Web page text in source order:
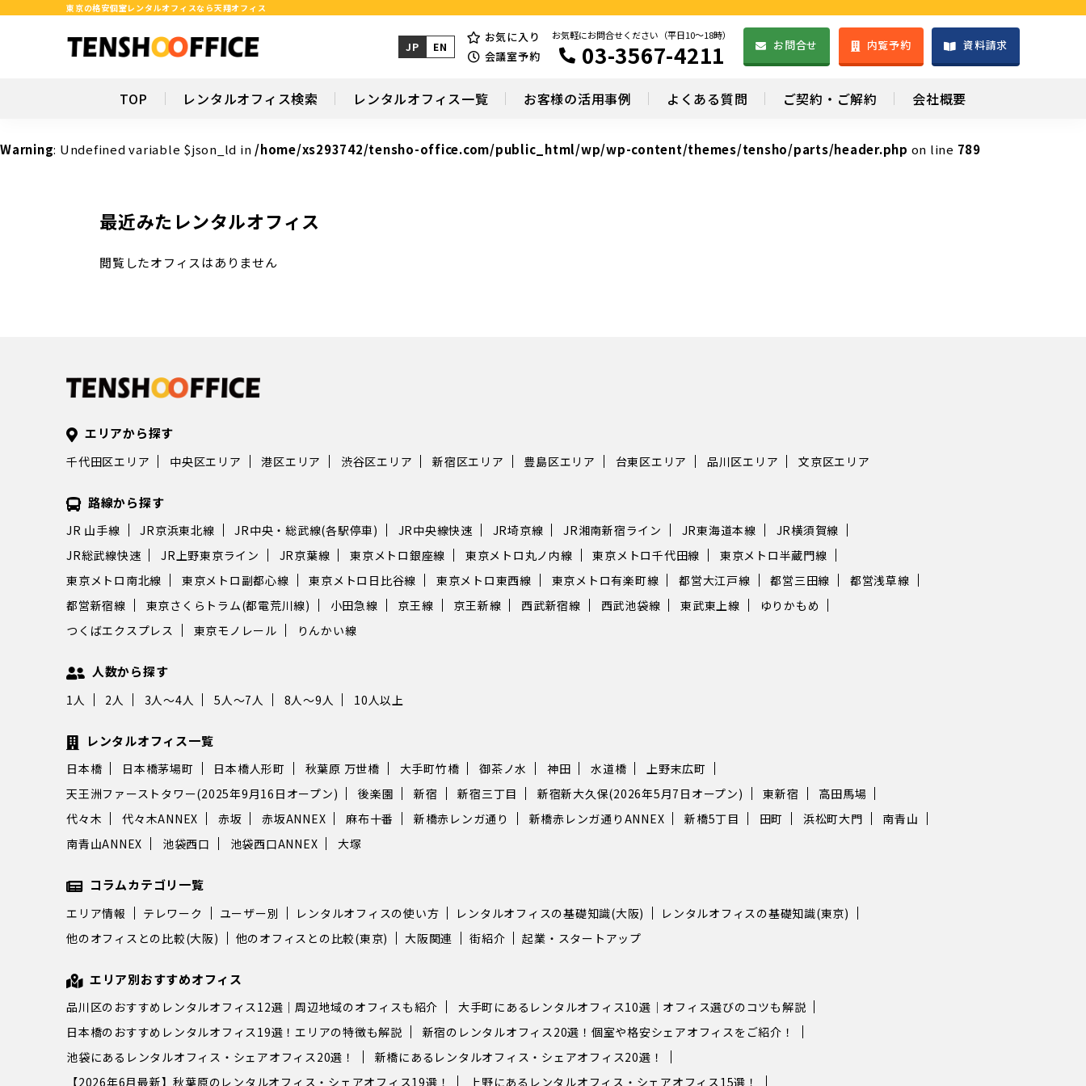
Warning: Undefined variable $json_ld in /home/xs293742/tensho-office.com/public_html/wp/wp-content/themes/tensho/parts/header.php on line 789
東京の格安個室レンタルオフィスなら天翔オフィス
JP EN
お気に入り
会議室予約
お気軽にお問合せください（平日10～18時）
03-3567-4211 お問合せ 内覧予約 資料請求
TOP レンタルオフィス検索 レンタルオフィス一覧 お客様の活用事例 よくある質問 ご契約・ご解約 会社概要
最近みたレンタルオフィス
閲覧したオフィスはありません
エリアから探す
千代田区エリア 中央区エリア 港区エリア 渋谷区エリア 新宿区エリア 豊島区エリア 台東区エリア 品川区エリア 文京区エリア
路線から探す
JR 山手線 JR京浜東北線 JR中央・総武線(各駅停車) JR中央線快速 JR埼京線 JR湘南新宿ライン JR東海道本線
JR横須賀線
JR総武線快速
JR上野東京ライン JR京葉線 東京メトロ銀座線 東京メトロ丸ノ内線 東京メトロ千代田線
東京メトロ半蔵門線
東京メトロ南北線
東京メトロ副都心線 東京メトロ日比谷線 東京メトロ東西線 東京メトロ有楽町線 都営大江戸線 都営三田線
都営浅草線
都営新宿線
東京さくらトラム(都電荒川線) 小田急線 京王線 京王新線 西武新宿線 西武池袋線 東武東上線
ゆりかもめ
つくばエクスプレス
東京モノレール りんかい線
人数から探す
1人 2人 3人～4人 5人～7人 8人～9人 10人以上
レンタルオフィス一覧
日本橋 日本橋茅場町 日本橋人形町 秋葉原 万世橋 大手町竹橋 御茶ノ水 神田 水道橋
上野末広町
天王洲ファーストタワー(2025年9月16日オープン)
後楽園 新宿 新宿三丁目 新宿新大久保(2026年5月7日オープン) 東新宿
高田馬場
代々木
代々木ANNEX 赤坂 赤坂ANNEX 麻布十番 新橋赤レンガ通り 新橋赤レンガ通りANNEX 新橋5丁目 田町 浜松町大門
南青山
南青山ANNEX
池袋西口 池袋西口ANNEX 大塚
コラムカテゴリ一覧
エリア情報 テレワーク ユーザー別 レンタルオフィスの使い方 レンタルオフィスの基礎知識(大阪)
レンタルオフィスの基礎知識(東京)
他のオフィスとの比較(大阪)
他のオフィスとの比較(東京) 大阪関連 街紹介 起業・スタートアップ
エリア別おすすめオフィス
品川区のおすすめレンタルオフィス12選｜周辺地域のオフィスも紹介
大手町にあるレンタルオフィス10選｜オフィス選びのコツも解説
日本橋のおすすめレンタルオフィス19選！エリアの特徴も解説
新宿のレンタルオフィス20選！個室や格安シェアオフィスをご紹介！
池袋にあるレンタルオフィス・シェアオフィス20選！
新橋にあるレンタルオフィス・シェアオフィス20選！
【2026年6月最新】秋葉原のレンタルオフィス・シェアオフィス19選！
上野にあるレンタルオフィス・シェアオフィス15選！